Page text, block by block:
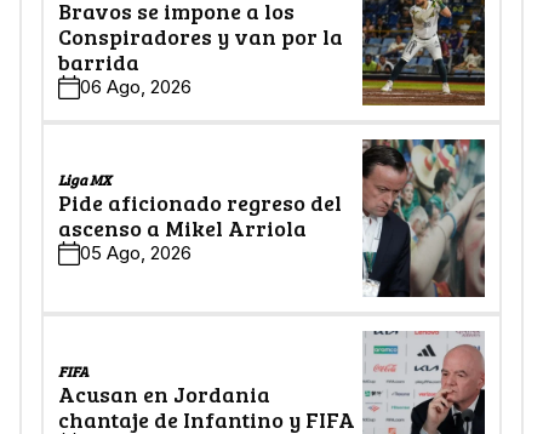
Bravos se impone a los
Conspiradores y van por la
barrida
06 Ago, 2026
Liga MX
Pide aficionado regreso del
ascenso a Mikel Arriola
05 Ago, 2026
FIFA
Acusan en Jordania
chantaje de Infantino y FIFA